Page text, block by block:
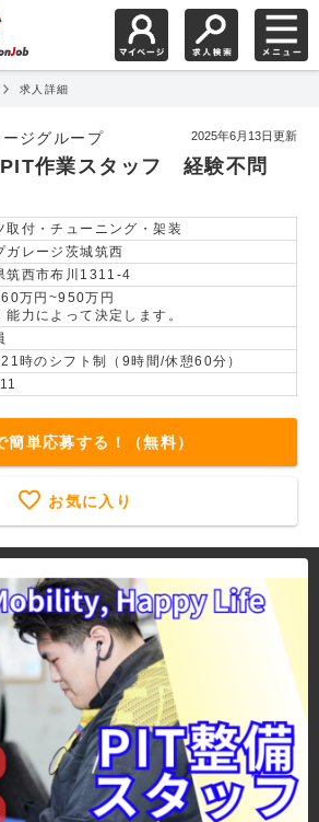
求人詳細
ジグループ 2025年6月13日更新
PIT作業スタッフ 経験不問
取付・チューニング・架装
ガレージ茨城筑西
筑西市布川1311-4
万円~950万円
能力によって決定します。
時のシフト制（9時間/休憩60分）
簡単応募する！（無料）
お気に入り